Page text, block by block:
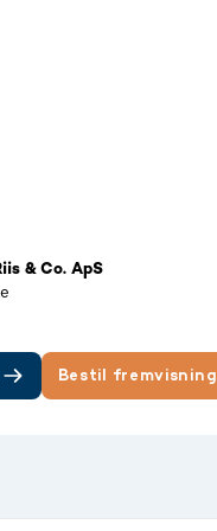
& Co. ApS
Bestil fremvisning